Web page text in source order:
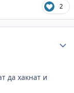
2
да хакнат и